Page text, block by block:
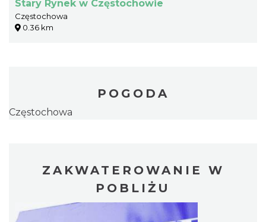
Stary Rynek w Częstochowie
Częstochowa
0.36 km
POGODA
Częstochowa
ZAKWATEROWANIE W
POBLIŻU